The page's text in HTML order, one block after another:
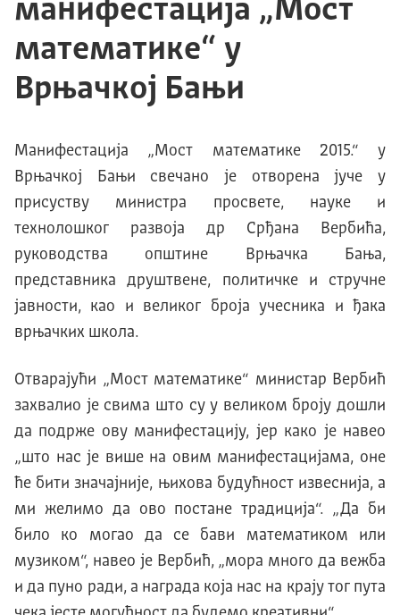
манифестација „Мост
математике“ у
Врњачкој Бањи
Манифестација „Мост математике 2015.“ у
Врњачкој Бањи свечано је отворена јуче у
присуству министра просвете, науке и
технолошког развоја др Срђана Вербића,
руководства општине Врњачка Бања,
представника друштвене, политичке и стручне
јавности, као и великог броја учесника и ђака
врњачких школа.
Отварајући „Мост математике“ министар Вербић
захвалио је свима што су у великом броју дошли
да подрже ову манифестацију, јер како је навео
„што нас је више на овим манифестацијама, оне
ће бити значајније, њихова будућност извеснија, а
ми желимо да ово постане традиција“. „Да би
било ко могао да се бави математиком или
музиком“, навео је Вербић, „мора много да вежба
и да пуно ради, а награда која нас на крају тог пута